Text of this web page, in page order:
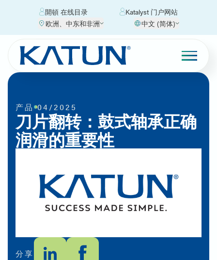
開頓 在线目录
Katalyst 门户网站
欧洲、中东和非洲
中文 (简体)
产品 04/2025
刀片翻转：鼓式轴承正确
润滑的重要性
分享